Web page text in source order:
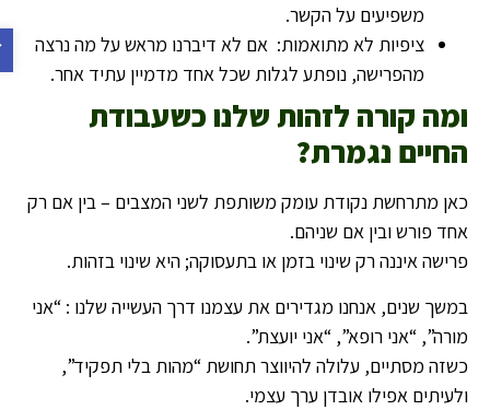
משפיעים על הקשר.
ציפיות לא מתואמות: אם לא דיברנו מראש על מה נרצה
מהפרישה, נופתע לגלות שכל אחד מדמיין עתיד אחר.
ומה קורה לזהות שלנו כשעבודת
החיים נגמרת?
כאן מתרחשת נקודת עומק משותפת לשני המצבים – בין אם רק
אחד פורש ובין אם שניהם.
פרישה איננה רק שינוי בזמן או בתעסוקה; היא שינוי בזהות.
במשך שנים, אנחנו מגדירים את עצמנו דרך העשייה שלנו : “אני
מורה”, “אני רופא”, “אני יועצת”.
כשזה מסתיים, עלולה להיווצר תחושת “מהות בלי תפקיד”,
ולעיתים אפילו אובדן ערך עצמי.